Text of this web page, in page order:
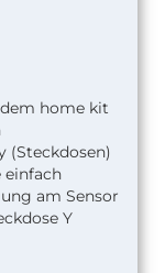
home kit
(Steckdosen)
einfach
am Sensor
Y